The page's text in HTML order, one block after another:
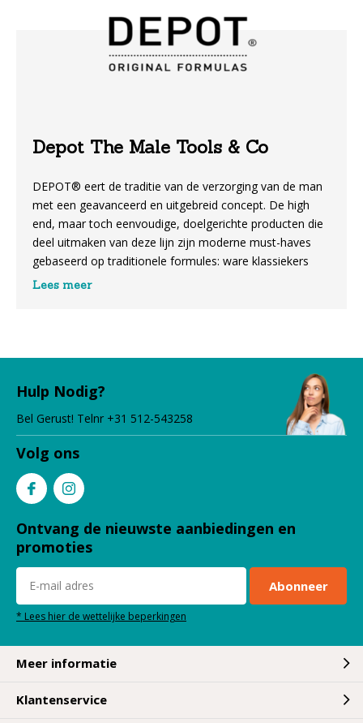
Depot The Male Tools & Co
DEPOT® eert de traditie van de verzorging van de man
met een geavanceerd en uitgebreid concept. De high
end, maar toch eenvoudige, doelgerichte producten die
deel uitmaken van deze lijn zijn moderne must-haves
gebaseerd op traditionele formules: ware klassiekers
voor de hedendaagse man.
scheerproducten, zoals scheerzeep, pre-en aftershave
TRADITIE EVOLUEERT. MANNEN DIE ZICH GRAAG
VOOR ZICHZELF VERZORGEN HEBBEN NU HUN
PERFECTE MATCH, ZOWEL BIJ DE KAPPER ALS THUIS.
Mannen die graag voor zichzelf zorgen, hebben nu hun
perfecte match, zowel bij de kapper als thuis. Specifieke
producten voor haar-, scheer- en baardverzorging
evenals producten voor lichaamsverzorging, geuren en
accessoires. Formules gemaakt met innovatieve
technologieën en hoogwaardige grondstoffen voor de
Lees meer
Hulp Nodig?
Bel Gerust! Telnr +31 512-543258
Volg ons
Ontvang de nieuwste aanbiedingen en
promoties
Abonneer
* Lees hier de wettelijke beperkingen
Meer informatie
Klantenservice